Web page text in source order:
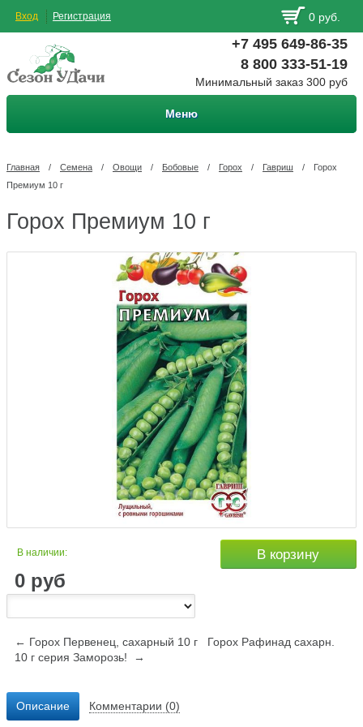
Вход Регистрация 0 руб.
+7 495 649-86-35
8 800 333-51-19
Минимальный заказ 300 руб
Меню
Главная / Семена / Овощи / Бобовые / Горох / Гавриш /
Горох
Премиум 10 г
Горох Премиум 10 г
В наличии:
0 руб
В корзину
← Горох Первенец, сахарный 10 г
Горох Рафинад сахарн.
10 г серия Заморозь! →
Описание Комментарии (0)